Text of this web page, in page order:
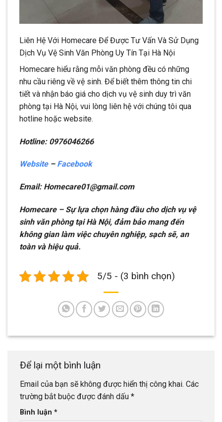
Liên Hệ Với Homecare Để Được Tư Vấn Và Sử Dụng
Dịch Vụ Vệ Sinh Văn Phòng Uy Tín Tại Hà Nội
Homecare hiểu rằng mỗi văn phòng đều có những
nhu cầu riêng về vệ sinh. Để biết thêm thông tin chi
tiết và nhận báo giá cho dịch vụ vệ sinh duy trì văn
phòng tại Hà Nội, vui lòng liên hệ với chúng tôi qua
hotline hoặc website.
Hotline: 0976046266
Website– Facebook
Email: Homecare01@gmail.com
Homecare – Sự lựa chọn hàng đầu cho dịch vụ vệ
sinh văn phòng tại Hà Nội, đảm bảo mang đến
không gian làm việc chuyên nghiệp, sạch sẽ, an
toàn và hiệu quả.
5/5 - (3 bình chọn)
Để lại một bình luận
Email của bạn sẽ không được hiển thị công khai. Các
trường bắt buộc được đánh dấu *
Bình luận *